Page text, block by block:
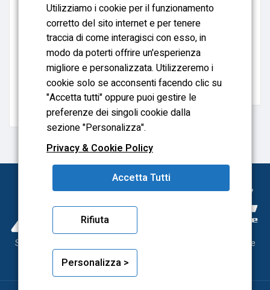
MASCHI A MACCHINA
MASCHI A MACCHINA
FILETTATURA ISO
PASSO GROSSO M18
IMBOCCO CORRETTO
MASCHI A MACCHINA
STOCK DI MASCHI A
MACCHINA M8 4H-5H
Sonytool utensileria meccanica, dal 2000 al servizio delle officine
meccaniche
Utilizziamo i cookie per il funzionamento
corretto del sito internet e per tenere
traccia di come interagisci con esso, in
modo da poterti offrire un'esperienza
migliore e personalizzata. Utilizzeremo i
cookie solo se acconsenti facendo clic su
"Accetta tutti" oppure puoi gestire le
preferenze dei singoli cookie dalla
sezione "Personalizza".
Privacy & Cookie Policy
Accetta Tutti
Rifiuta
Personalizza >